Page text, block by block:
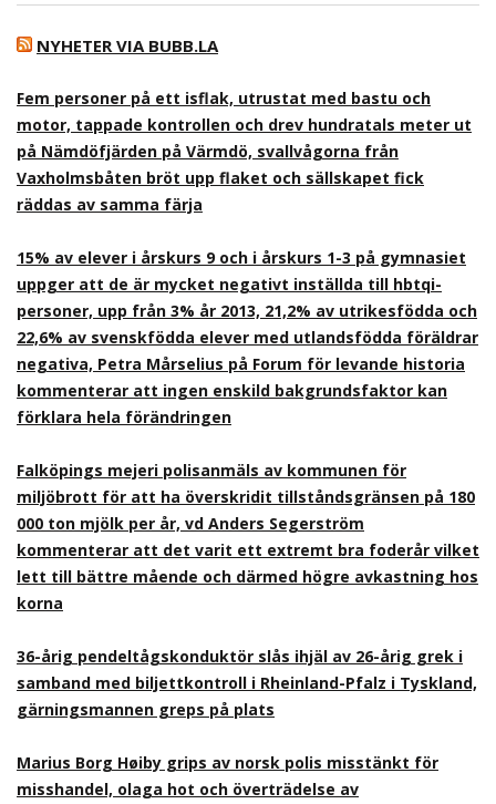
NYHETER VIA BUBB.LA
Fem personer på ett isflak, utrustat med bastu och
motor, tappade kontrollen och drev hundratals meter ut
på Nämdöfjärden på Värmdö, svallvågorna från
Vaxholmsbåten bröt upp flaket och sällskapet fick
räddas av samma färja
15% av elever i årskurs 9 och i årskurs 1-3 på gymnasiet
uppger att de är mycket negativt inställda till hbtqi-
personer, upp från 3% år 2013, 21,2% av utrikesfödda och
22,6% av svenskfödda elever med utlandsfödda föräldrar
negativa, Petra Mårselius på Forum för levande historia
kommenterar att ingen enskild bakgrundsfaktor kan
förklara hela förändringen
Falköpings mejeri polisanmäls av kommunen för
miljöbrott för att ha överskridit tillståndsgränsen på 180
000 ton mjölk per år, vd Anders Segerström
kommenterar att det varit ett extremt bra foderår vilket
lett till bättre mående och därmed högre avkastning hos
korna
36-årig pendeltågskonduktör slås ihjäl av 26-årig grek i
samband med biljettkontroll i Rheinland-Pfalz i Tyskland,
gärningsmannen greps på plats
Marius Borg Høiby grips av norsk polis misstänkt för
misshandel, olaga hot och överträdelse av